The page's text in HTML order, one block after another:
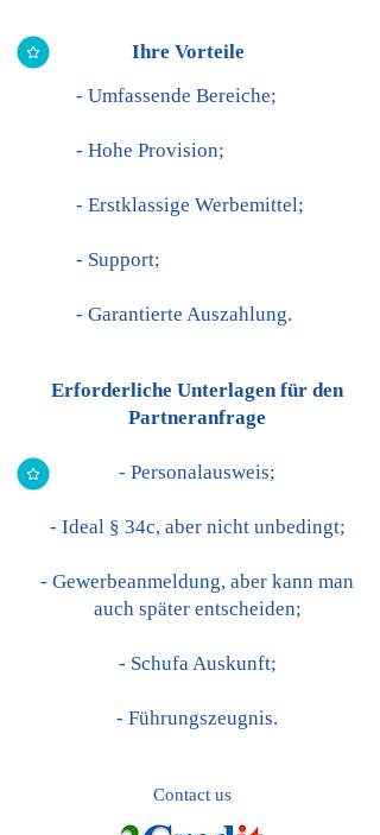
Erforderliche Unterlagen für den
Partneranfrage
- Personalausweis​;
- Ideal § 34c, aber nicht unbedingt;
- Gewerbeanmeldung, aber kann man
auch später entscheiden;
- Schufa Auskunft;
- Führungszeugnis.
Ihre Vorteile
- Umfassende Bereiche;
- Hohe Provision;
- Erstklassige Werbemittel;
- Support;
- Garantierte Auszahlung.
Contact us